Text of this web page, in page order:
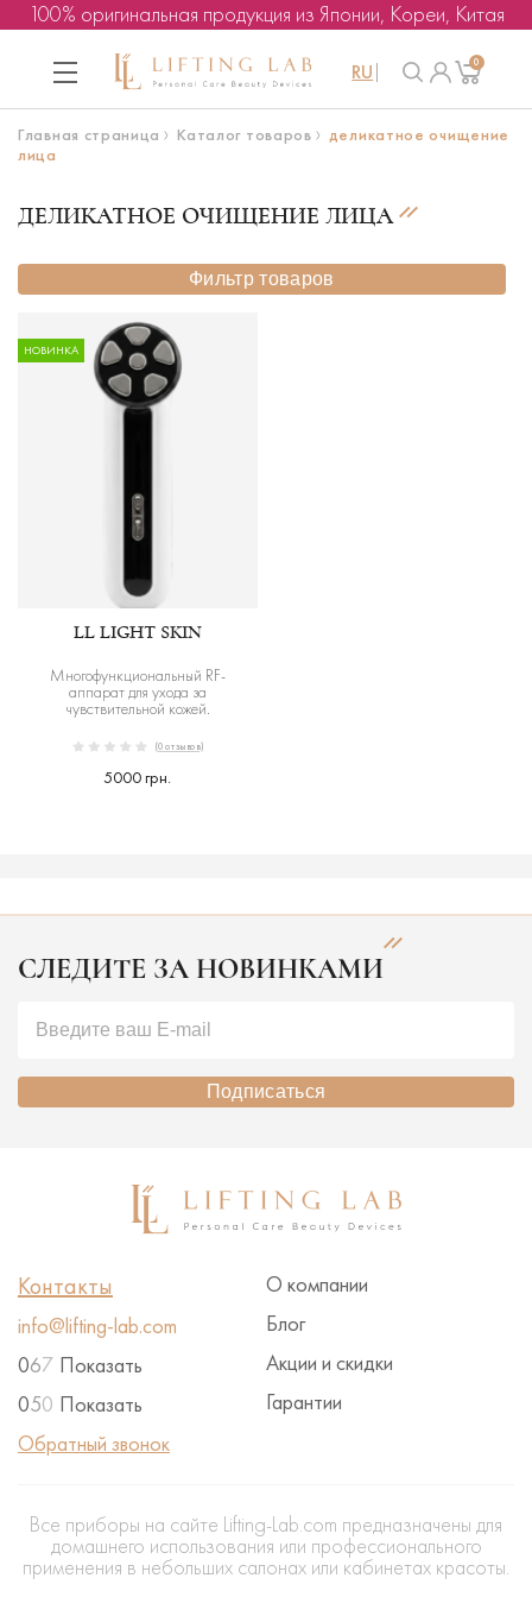
100% оригинальная продукция из Японии, Кореи, Китая
RU 0
Главная страница Каталог товаров
деликатное очищение
лица
ДЕЛИКАТНОЕ ОЧИЩЕНИЕ ЛИЦА
Фильтр товаров
НОВИНКА
LL LIGHT SKIN
Многофункциональный RF-
аппарат для ухода за
чувствительной кожей.
(0 отзывов)
5000 грн.
СЛЕДИТЕ ЗА НОВИНКАМИ
Подписаться
О компании
Блог
Акции и скидки
Гарантии
Контакты
info@lifting-lab.com
067 Показать
050 Показать
Обратный звонок
Все приборы на сайте Lifting-Lab.com предназначены для
домашнего использования или профессионального
применения в небольших салонах или кабинетах красоты.